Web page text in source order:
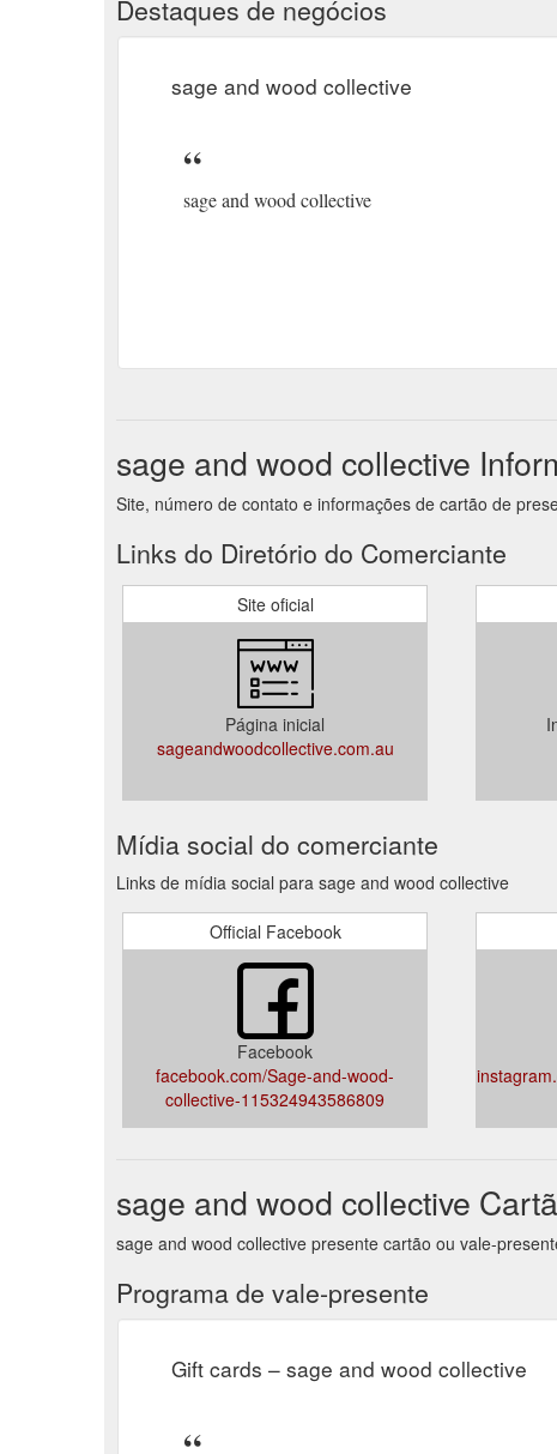
Destaques de negócios
sage and wood collective
sage and wood collective
sage and wood collective
Site, número de contato e informações de cartão de
Links do Diretório do Comerciante
Site oficial
Página inicial
sageandwoodcollective.com.au
Mídia social do comerciante
Links de mídia social para sage and wood collective
Official Facebook
Facebook
facebook.com/Sage-and-wood-
collective-115324943586809
sage and wood collective
sage and wood collective presente cartão ou vale-
Programa de vale-presente
Gift cards – sage and wood collective